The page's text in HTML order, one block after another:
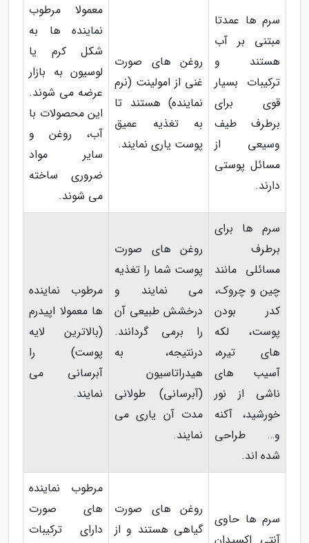
سرم ها عمدتا
مبتنی بر آب
هستند و
ترکیبات بسیار
قوی برای
برطرف طیف
وسیعی از
مسائل پوستی
دارند.
روغن های صورت
غنی از امولینت (نرم
نماینده) هستند تا
به تغذیه عمیق
پوست یاری نمایند.
معمولا مرطوب
نماینده ها به
شکل کرم یا
لوسیون به بازار
عرضه می شوند.
این محصولات با
آب، روغن و
سایر مواد
ضروری ساخته
می شوند.
سرم ها برای
برطرف
مسائلی مانند
چین و چروک،
کدر بودن
پوست، لکه
های تیره،
آسیب های
ناشی از نور
خورشید، آکنه
و… طراحی
شده اند.
روغن های صورت
پوست شما را تغذیه
می نمایند و
درخشش طبیعی آن
را برمی گردانند.
درنتیجه، به
هیدراتاسیون
(آبرسانی) طولانی
مدت آن یاری می
نمایند.
مرطوب نماینده
ها معمولا اپیدرم
(بالاترین لایه
پوست) را
آبرسانی می
نمایند.
سرم ها حاوی
روغن های صورت
گیاهی هستند و از
مرطوب نماینده
های صورت
دارای ترکیبات